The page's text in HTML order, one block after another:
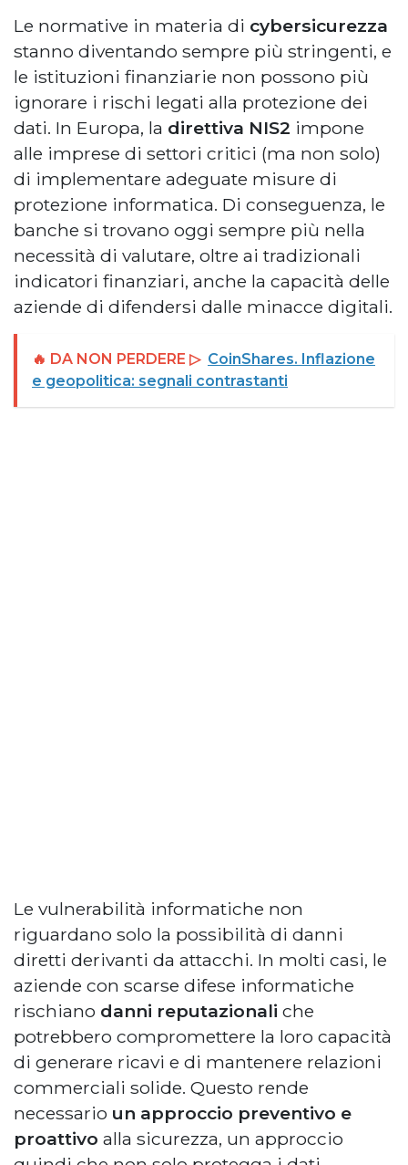
Le normative in materia di cybersicurezza
stanno diventando sempre più stringenti, e
le istituzioni finanziarie non possono più
ignorare i rischi legati alla protezione dei
dati. In Europa, la direttiva NIS2 impone
alle imprese di settori critici (ma non solo)
di implementare adeguate misure di
protezione informatica. Di conseguenza, le
banche si trovano oggi sempre più nella
necessità di valutare, oltre ai tradizionali
indicatori finanziari, anche la capacità delle
aziende di difendersi dalle minacce digitali.
🔥 DA NON PERDERE ▷ CoinShares. Inflazione
e geopolitica: segnali contrastanti
Le vulnerabilità informatiche non
riguardano solo la possibilità di danni
diretti derivanti da attacchi. In molti casi, le
aziende con scarse difese informatiche
rischiano danni reputazionali che
potrebbero compromettere la loro capacità
di generare ricavi e di mantenere relazioni
commerciali solide. Questo rende
necessario un approccio preventivo e
proattivo alla sicurezza, un approccio